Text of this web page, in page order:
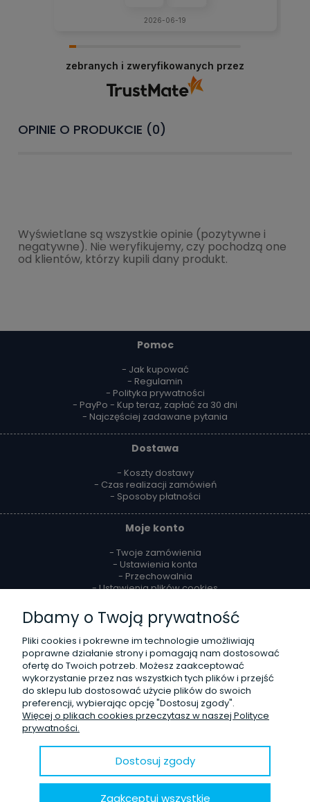
2026-06-19
zebranych i zweryfikowanych przez
OPINIE O PRODUKCIE (0)
Wyświetlane są wszystkie opinie (pozytywne i
negatywne). Nie weryfikujemy, czy pochodzą one
od klientów, którzy kupili dany produkt.
Pomoc
- Jak kupować
- Regulamin
- Polityka prywatności
- PayPo - Kup teraz, zapłać za 30 dni
- Najczęściej zadawane pytania
Dostawa
- Koszty dostawy
- Czas realizacji zamówień
- Sposoby płatności
Moje konto
- Twoje zamówienia
- Ustawienia konta
- Przechowalnia
- Ustawienia plików cookies
Reklamacje i zwroty
- Zwroty
- Odstąpienie od umowy
- Reklamacje
O firmie
- Kontakt
- Opinie Trustmate
- Blog
Dbamy o Twoją prywatność
Pliki cookies i pokrewne im technologie umożliwiają
poprawne działanie strony i pomagają nam dostosować
ofertę do Twoich potrzeb. Możesz zaakceptować
wykorzystanie przez nas wszystkich tych plików i przejść
do sklepu lub dostosować użycie plików do swoich
preferencji, wybierając opcję "Dostosuj zgody".
Więcej o plikach cookies przeczytasz w naszej Polityce
prywatności.
Dostosuj zgody
Zaakceptuj wszystkie